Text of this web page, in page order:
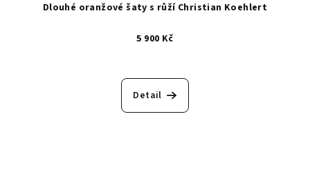
Dlouhé oranžové šaty s růží Christian Koehlert
5 900 Kč
Detail